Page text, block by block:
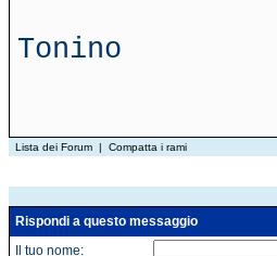
Tonino
Lista dei Forum | Compatta i rami
Rispondi a questo messaggio
Il tuo nome: